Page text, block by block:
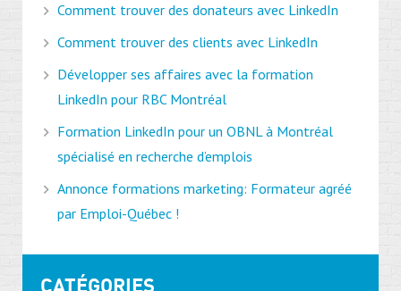
Comment trouver des donateurs avec LinkedIn
Comment trouver des clients avec LinkedIn
Développer ses affaires avec la formation
LinkedIn pour RBC Montréal
Formation LinkedIn pour un OBNL à Montréal
spécialisé en recherche d’emplois
Annonce formations marketing: Formateur agréé
par Emploi-Québec !
CATÉGORIES